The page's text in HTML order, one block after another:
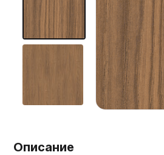
Мебельные образцы, каталоги
Описание